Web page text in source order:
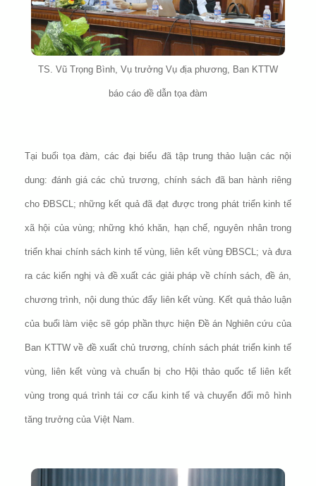
TS. Vũ Trọng Bình, Vụ trưởng Vụ địa phương, Ban KTTW
báo cáo đề dẫn tọa đàm
Tại buổi tọa đàm, các đại biểu đã tập trung thảo luận các nội
dung: đánh giá các chủ trương, chính sách đã ban hành riêng
cho ĐBSCL; những kết quả đã đạt được trong phát triển kinh tế
xã hội của vùng; những khó khăn, hạn chế, nguyên nhân trong
triển khai chính sách kinh tế vùng, liên kết vùng ĐBSCL; và đưa
ra các kiến nghị và đề xuất các giải pháp về chính sách, đề án,
chương trình, nội dung thúc đẩy liên kết vùng. Kết quả thảo luận
của buổi làm việc sẽ góp phần thực hiện Đề án Nghiên cứu của
Ban KTTW về đề xuất chủ trương, chính sách phát triển kinh tế
vùng, liên kết vùng và chuẩn bị cho Hội thảo quốc tế liên kết
vùng trong quá trình tái cơ cấu kinh tế và chuyển đổi mô hình
tăng trưởng của Việt Nam.